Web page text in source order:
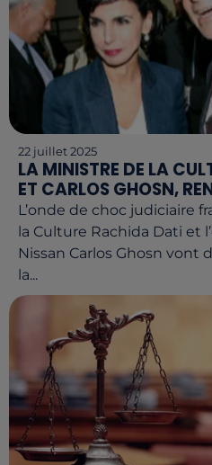
22 juillet 2025
LA MINISTRE DE LA
ET CARLOS GHOSN,
L’onde de choc judiciaire
la Culture Rachida Dati et
Nissan Carlos Ghosn vont
la...